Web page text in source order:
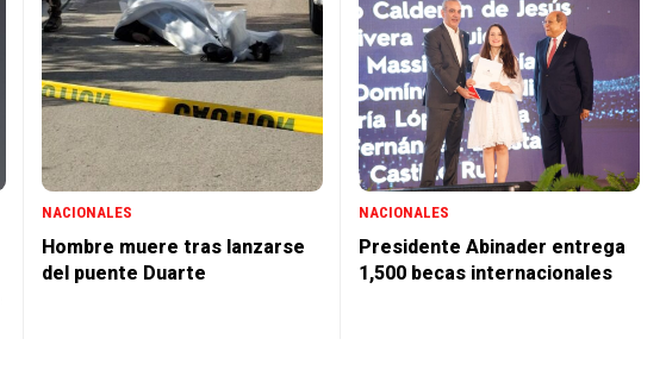
NACIONALES
Hombre muere tras lanzarse
del puente Duarte
NACIONALES
Presidente Abinader entrega
1,500 becas internacionales